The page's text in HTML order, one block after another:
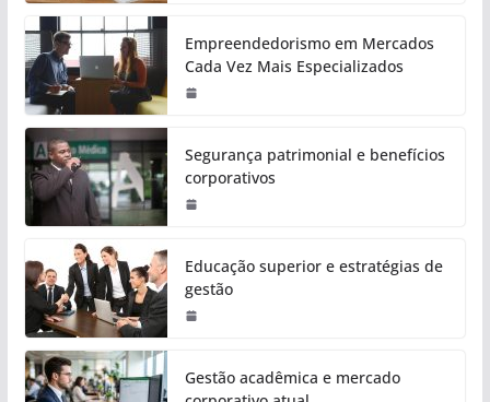
Empreendedorismo em Mercados
Cada Vez Mais Especializados
Segurança patrimonial e benefícios
corporativos
Educação superior e estratégias de
gestão
Gestão acadêmica e mercado